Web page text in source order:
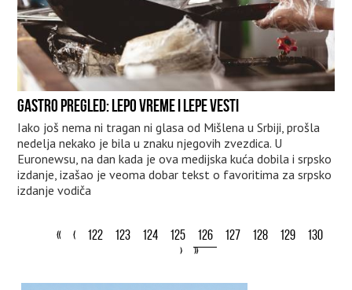
GASTRO PREGLED: LEPO VREME I LEPE VESTI
Iako još nema ni tragan ni glasa od Mišlena u Srbiji, prošla
nedelja nekako je bila u znaku njegovih zvezdica. U
Euronewsu, na dan kada je ova medijska kuća dobila i srpsko
izdanje, izašao je veoma dobar tekst o favoritima za srpsko
izdanje vodiča
« ‹ 122 123 124 125 126 127 128 129
130
›
»